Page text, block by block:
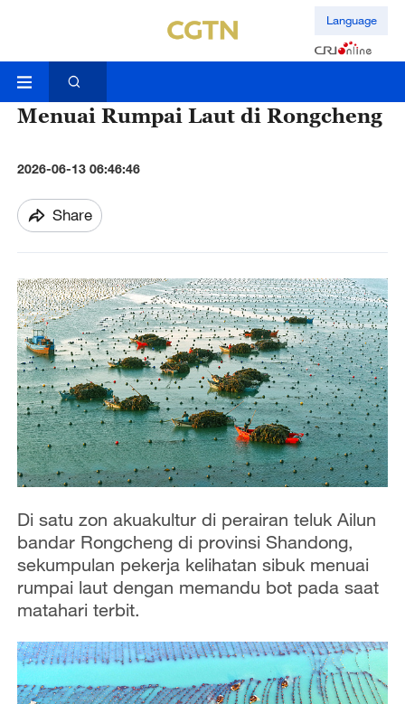
Language
Menuai Rumpai Laut di Rongcheng
2026-06-13 06:46:46
Share
Di satu zon akuakultur di perairan teluk Ailun
bandar Rongcheng di provinsi Shandong,
sekumpulan pekerja kelihatan sibuk menuai
rumpai laut dengan memandu bot pada saat
matahari terbit.